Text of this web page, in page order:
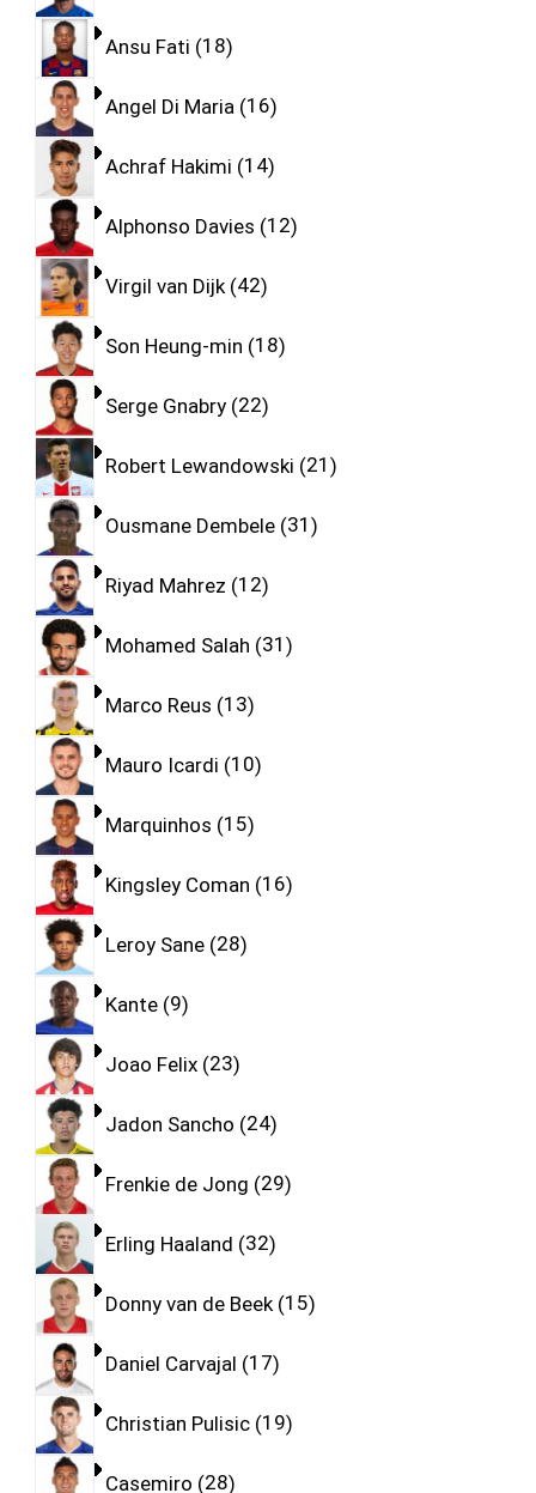
Ansu Fati 18
Angel Di Maria 16
Achraf Hakimi 14
Alphonso Davies 12
Virgil van Dijk 42
Son Heung-min 18
Serge Gnabry 22
Robert Lewandowski 21
Ousmane Dembele 31
Riyad Mahrez 12
Mohamed Salah 31
Marco Reus 13
Mauro Icardi 10
Marquinhos 15
Kingsley Coman 16
Leroy Sane 28
Kante 9
Joao Felix 23
Jadon Sancho 24
Frenkie de Jong 29
Erling Haaland 32
Donny van de Beek 15
Daniel Carvajal 17
Christian Pulisic 19
Casemiro 28